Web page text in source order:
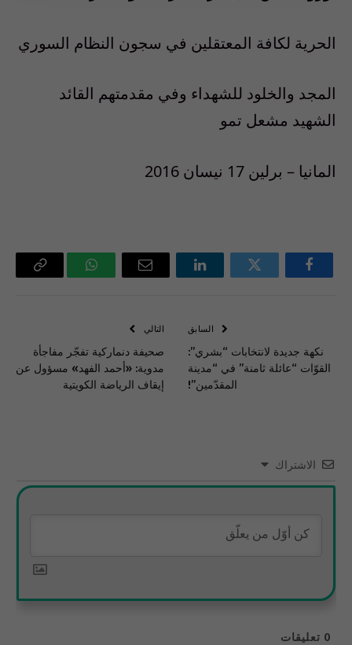
الحرية لكافة المعتقلين في سجون النظام السوري
المجد والخلود للشهداء وفي مقدمتهم القائد
الشهيد مشعل تمو
المانيا – برلين 17 نيسان 2016
فيسبوك تويتر لينكدإن
البريد
واتساب Copy
السابق
نكهة جديدة لانتخابات “بشري”:
القوّات “عائلة ثامنة” في “مدينة
المقدّمين”!
التالي
صحيفة دنماركية تفجّر مفاجأة
مدوية: «أحمد الفهد» مسؤول عن
إيقاف الرياضة الكويتية
الاشتراك
0 تعليقات